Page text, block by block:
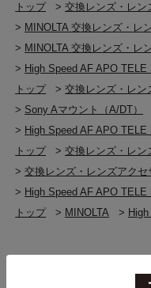
トップ
>交換レンズ・レン
> MINOLTA 交換レンズ・レ
> MINOLTA 交換レンズ・レ
> High Speed AF APO
トップ
>交換レンズ・レン
> Sony Aマウント（A/DT）
> High Speed AF APO
トップ
>交換レンズ・レン
>交換レンズ・レンズアクセ
> High Speed AF APO
トップ
> MINOLTA >